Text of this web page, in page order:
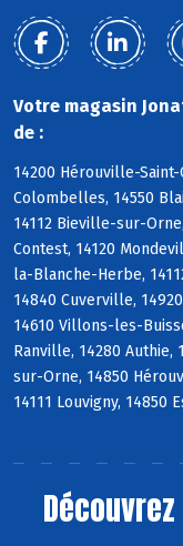
Votre magasin
de :
14200 Hérouville-Saint-
Colombelles, 14550
14112 Bieville-sur-
Contest, 14120
la-Blanche-Herbe,
14840 Cuverville,
14610 Villons-les-
Ranville, 14280
sur-Orne, 14850
14111 Louvigny, 14850
Découvrez